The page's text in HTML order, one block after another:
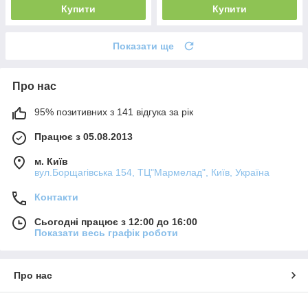
Купити Купити
Показати ще
Про нас
95% позитивних з 141 відгука за рік
Працює з 05.08.2013
м. Київ
вул.Борщагівська 154, ТЦ"Мармелад", Київ, Україна
Контакти
Сьогодні працює з 12:00 до 16:00
Показати весь графік роботи
Про нас